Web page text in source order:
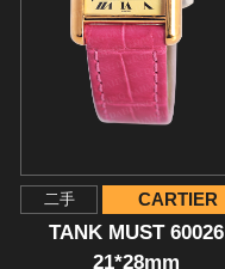
二手 CARTIER
TANK MUST 60026
21*28mm